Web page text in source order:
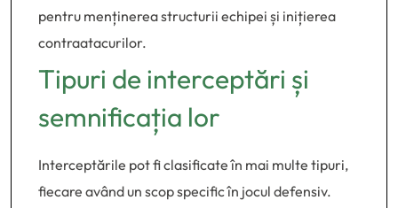
pentru menținerea structurii echipei și inițierea
contraatacurilor.
Tipuri de interceptări și
semnificația lor
Interceptările pot fi clasificate în mai multe tipuri,
fiecare având un scop specific în jocul defensiv.